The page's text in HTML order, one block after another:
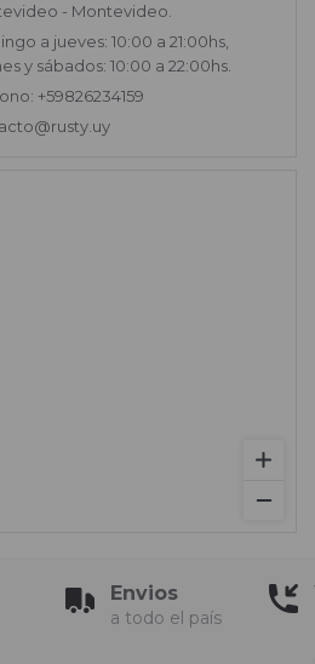
- Montevideo.
a jueves: 10:00 a 21:00hs,
y sábados: 10:00 a 22:00hs.
+59826234159
Envios
a todo el país